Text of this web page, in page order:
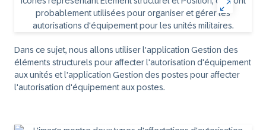
Dans ce sujet, nous allons utiliser l'application Gestion des
éléments structurels pour affecter l'autorisation d'équipement
aux unités et l'application Gestion des postes pour affecter
l'autorisation d'équipement aux postes.